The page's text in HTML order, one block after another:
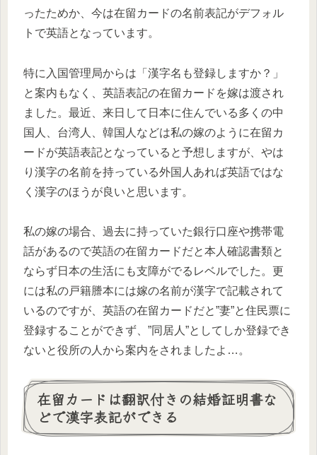
ったためか、今は在留カードの名前表記がデフォル
トで英語となっています。
特に入国管理局からは「漢字名も登録しますか？」
と案内もなく、英語表記の在留カードを嫁は渡され
ました。最近、来日して日本に住んでいる多くの中
国人、台湾人、韓国人などは私の嫁のように在留カ
ードが英語表記となっていると予想しますが、やは
り漢字の名前を持っている外国人あれば英語ではな
く漢字のほうが良いと思います。
私の嫁の場合、過去に持っていた銀行口座や携帯電
話があるので英語の在留カードだと本人確認書類と
ならず日本の生活にも支障がでるレベルでした。更
には私の戸籍謄本には嫁の名前が漢字で記載されて
いるのですが、英語の在留カードだと”妻”と住民票に
登録することができず、”同居人”としてしか登録でき
ないと役所の人から案内をされましたよ…。
在留カードは翻訳付きの結婚証明書な
どで漢字表記ができる